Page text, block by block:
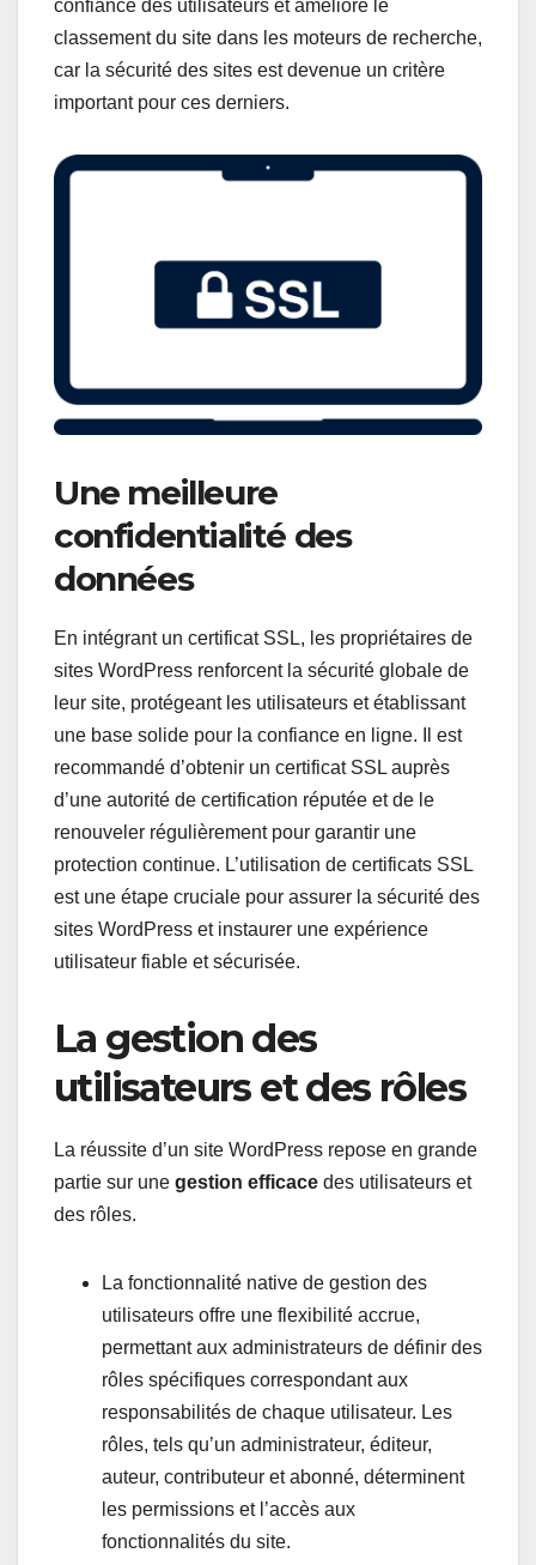
confiance des utilisateurs et améliore le
classement du site dans les moteurs de recherche,
car la sécurité des sites est devenue un critère
important pour ces derniers.
Une meilleure
confidentialité des
données
En intégrant un certificat SSL, les propriétaires de
sites WordPress renforcent la sécurité globale de
leur site, protégeant les utilisateurs et établissant
une base solide pour la confiance en ligne. Il est
recommandé d’obtenir un certificat SSL auprès
d’une autorité de certification réputée et de le
renouveler régulièrement pour garantir une
protection continue. L’utilisation de certificats SSL
est une étape cruciale pour assurer la sécurité des
sites WordPress et instaurer une expérience
utilisateur fiable et sécurisée.
La gestion des
utilisateurs et des rôles
La réussite d’un site WordPress repose en grande
partie sur une gestion efficace des utilisateurs et
des rôles.
La fonctionnalité native de gestion des
utilisateurs offre une flexibilité accrue,
permettant aux administrateurs de définir des
rôles spécifiques correspondant aux
responsabilités de chaque utilisateur. Les
rôles, tels qu’un administrateur, éditeur,
auteur, contributeur et abonné, déterminent
les permissions et l’accès aux
fonctionnalités du site.